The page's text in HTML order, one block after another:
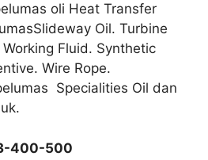
oli Heat Transfer
Oil. Turbine
Fluid. Synthetic
Wire Rope.
Specialities Oil dan
400-500